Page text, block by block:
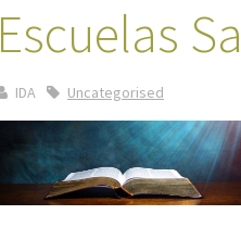
Escuelas
IDA Uncategorised